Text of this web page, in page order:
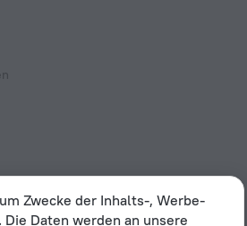
führende Zahlungssysteme
Zwecke der Inhalts-, Werbe-
Daten werden an unsere